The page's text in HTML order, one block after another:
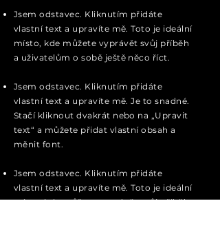
Jsem odstavec. Kliknutím přidáte
vlastní text a upravíte mě. Toto je ideální
místo, kde můžete vyprávět svůj příběh
a uživatelům o sobě ještě něco říct.
Jsem odstavec. Kliknutím přidáte
vlastní text a upravíte mě. Je to snadné.
Stačí kliknout dvakrát nebo na „Upravit
text“ a můžete přidat vlastní obsah a
měnit font.
Jsem odstavec. Kliknutím přidáte
vlastní text a upravíte mě. Toto je ideální
místo, kde můžete vyprávět svůj příběh